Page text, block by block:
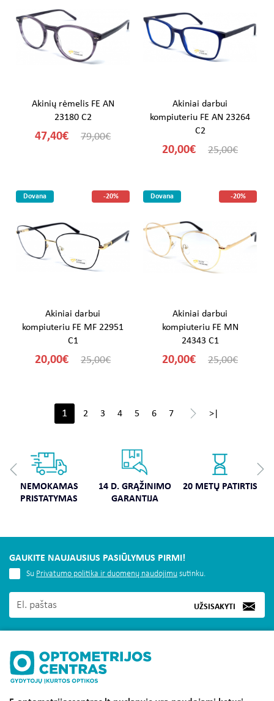
Akinių rėmelis FE AN
23180 C2
47,40€ 79,00€
Akiniai darbui
kompiuteriu FE AN 23264
C2
20,00€ 25,00€
Dovana -20%
Akiniai darbui
kompiuteriu FE MF 22951
C1
20,00€ 25,00€
Dovana -20%
Akiniai darbui
kompiuteriu FE MN
24343 C1
20,00€ 25,00€
1 2 3 4 5 6 7 > >|
NEMOKAMAS
PRISTATYMAS
14 D. GRĄŽINIMO
GARANTIJA
20 METŲ PATIRTIS
GAUKITE NAUJAUSIUS PASIŪLYMUS PIRMI!
UŽSISAKYTI
Su Privatumo politika ir duomenų naudojimu sutinku.